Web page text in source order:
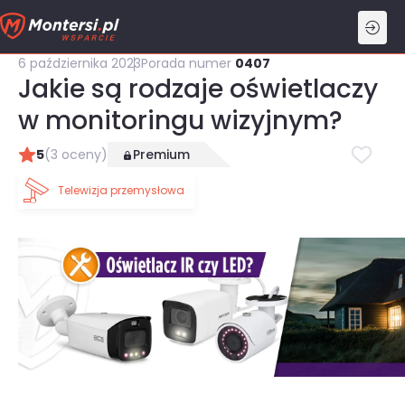
Przejdź
do
treści6 października 2023Porada numer 0407
Jakie są rodzaje oświetlaczy
w monitoringu wizyjnym?
5(3 oceny) Premium
Telewizja przemysłowa